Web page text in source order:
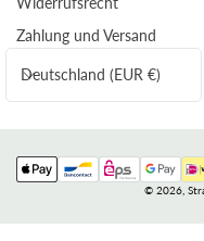
Zahlung und Versand
L
a
n
d
/
Deutschland (EUR €)
© 2026,